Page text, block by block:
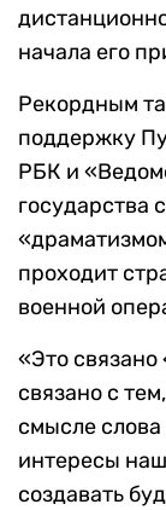
начала его
Рекордным
поддержку
РБК и
государства
проходит
военной
«Это связано
связано с
смысле
интересы
создавать